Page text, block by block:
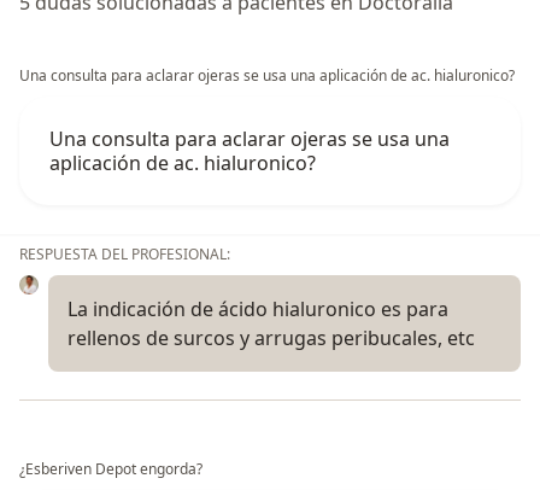
Una consulta para aclarar ojeras se usa una aplicación de ac. hialuronico?
Una consulta para aclarar ojeras se usa una
aplicación de ac. hialuronico?
RESPUESTA DEL PROFESIONAL:
La indicación de ácido hialuronico es para
rellenos de surcos y arrugas peribucales, etc
¿Esberiven Depot engorda?